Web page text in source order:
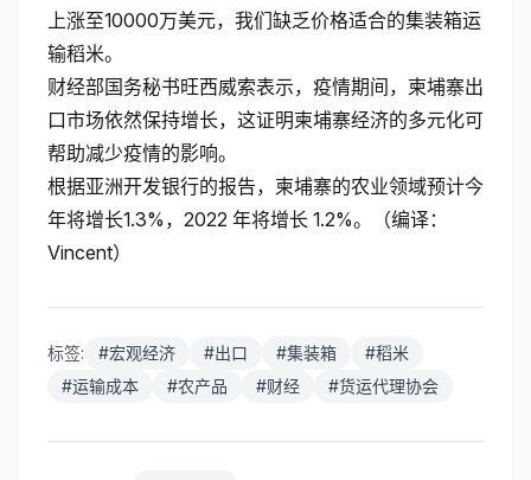
上涨至10000万美元，我们缺乏价格适合的集装箱运
输稻米。
财经部国务秘书旺西威索表示，疫情期间，柬埔寨出
口市场依然保持增长，这证明柬埔寨经济的多元化可
帮助减少疫情的影响。
根据亚洲开发银行的报告，柬埔寨的农业领域预计今
年将增长1.3%，2022 年将增长 1.2%。（编译：
Vincent）
标签: #宏观经济 #出口 #集装箱 #稻米
#运输成本 #农产品 #财经 #货运代理协会